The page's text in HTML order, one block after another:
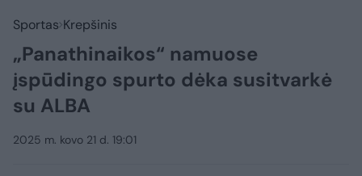
Sportas Krepšinis
„Panathinaikos“ namuose
įspūdingo spurto dėka susitvarkė
su ALBA
2025 m. kovo 21 d. 19:01